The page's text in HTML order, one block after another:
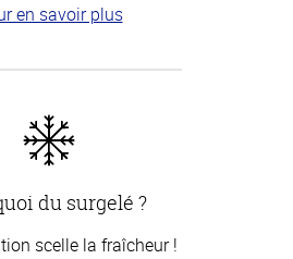
en savoir plus
du surgelé ?
scelle la fraîcheur !